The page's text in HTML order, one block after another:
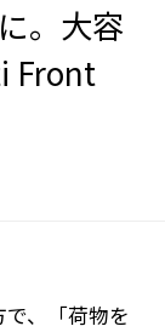
。大容
Front
、「荷物を